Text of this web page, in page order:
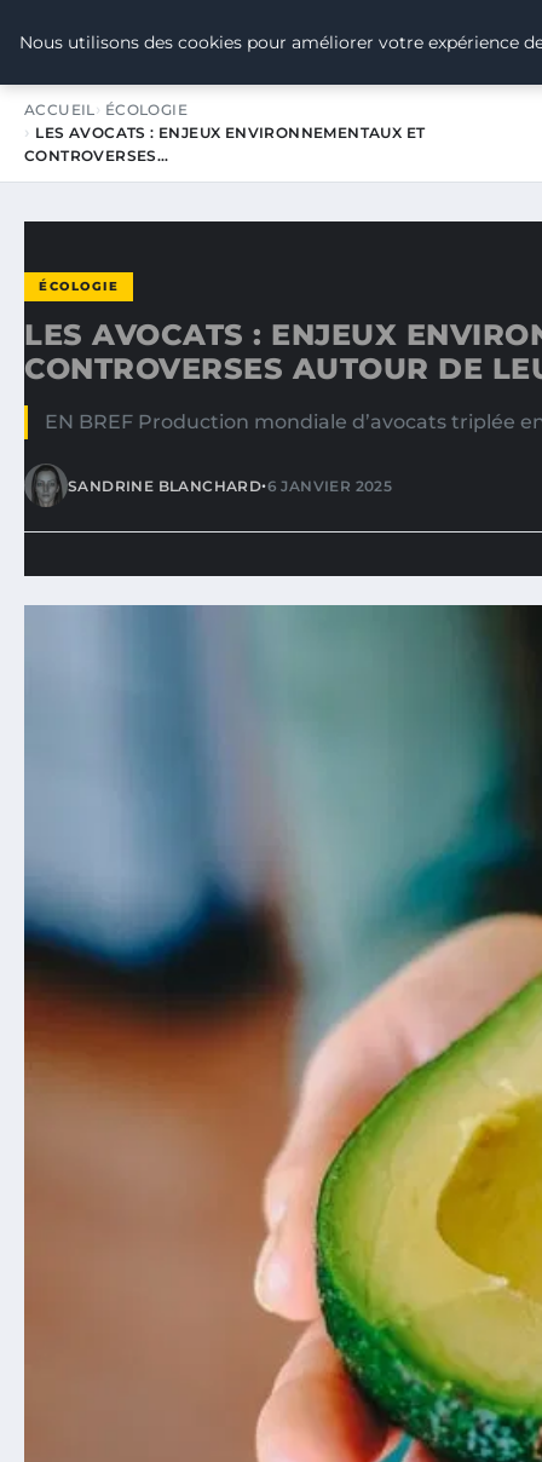
TOUR DE FRANCE POUR LE
ACCUEIL
ÉCOLOGIE
LES AVOCATS : ENJEUX ENVIRONNEMENTAUX ET
CONTROVERSES…
ÉCOLOGIE
LES AVOCATS : ENJEUX
CONTROVERSES AUTOUR DE
EN BREF Production mondiale d’avocats triplée
SANDRINE BLANCHARD•6 JANVIER 2025
Nous utilisons des cookies pour améliorer votre expérience